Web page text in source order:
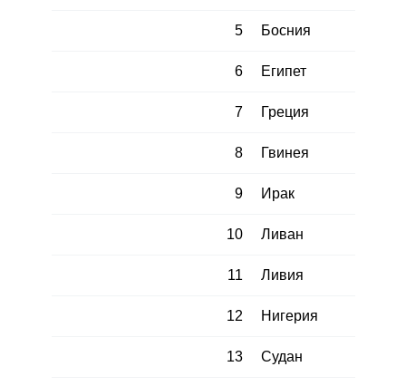
5 Босния
6 Египет
7 Греция
8 Гвинея
9 Ирак
10 Ливан
11 Ливия
12 Нигерия
13 Судан